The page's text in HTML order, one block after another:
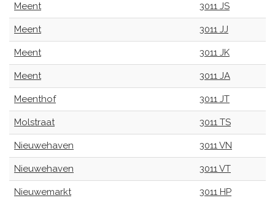
Meent 3011 JS
Meent 3011 JJ
Meent 3011 JK
Meent 3011 JA
Meenthof 3011 JT
Molstraat 3011 TS
Nieuwehaven 3011 VN
Nieuwehaven 3011 VT
Nieuwemarkt 3011 HP